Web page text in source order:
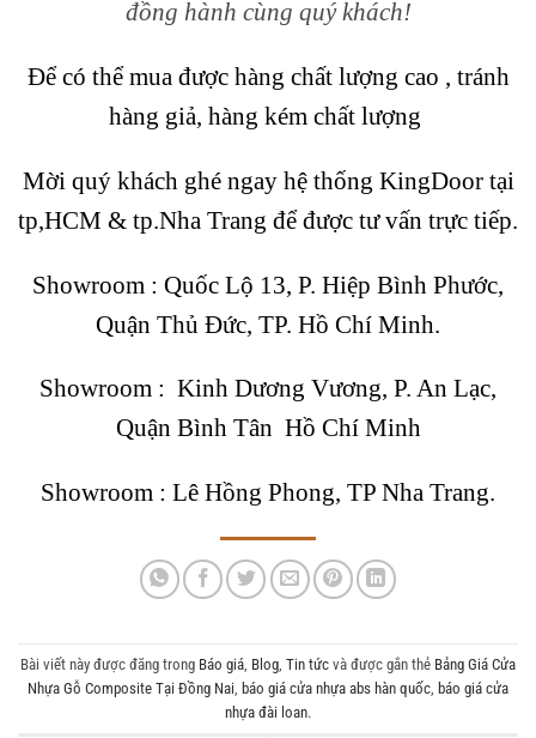
đồng hành cùng quý khách!
Để có thể mua được hàng chất lượng cao , tránh
hàng giả, hàng kém chất lượng
Mời quý khách ghé ngay hệ thống KingDoortại
tp,HCM & tp.Nha Trang để được tư vấn trực tiếp.
Showroom : Quốc Lộ 13, P. Hiệp Bình Phước,
Quận Thủ Đức, TP. Hồ Chí Minh.
Showroom : Kinh Dương Vương, P. An Lạc,
Quận Bình Tân Hồ Chí Minh
Showroom : Lê Hồng Phong, TP Nha Trang.
Bài viết này được đăng trong Báo giá Blog Tin tức và được gắn thẻ Bảng Giá Cửa
Nhựa Gỗ Composite Tại Đồng Nai báo giá cửa nhựa abs hàn quốc báo giá cửa
nhựa đài loan.